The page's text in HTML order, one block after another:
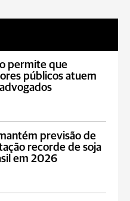
permite que
públicos atuem
previsão de
recorde de soja
em 2026